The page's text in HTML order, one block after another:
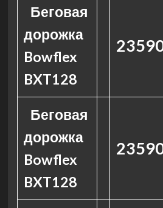
Беговая
дорожка
Bowflex
BXT128
Беговая
дорожка
Bowflex
BXT128